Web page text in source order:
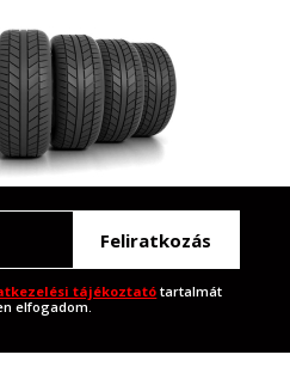
Feliratkozás
tájékoztatótartalmát
elfogadom.